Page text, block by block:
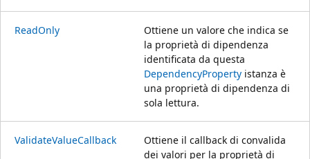
ReadOnly
Ottiene un valore che indica se
la proprietà di dipendenza
identificata da questa
DependencyProperty istanza è
una proprietà di dipendenza di
sola lettura.
ValidateValueCallback
Ottiene il callback di convalida
dei valori per la proprietà di